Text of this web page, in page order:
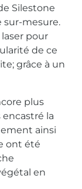
Silestone
sur-mesure.
pour
de ce
grâce à un
plus
la
ainsi
ont été
en